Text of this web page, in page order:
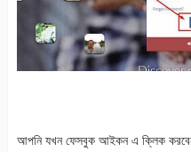
আপনি যখন ফেসবুক আইকন এ ক্লিক